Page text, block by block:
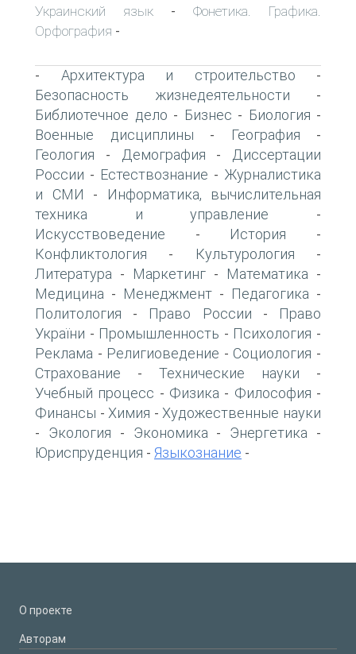
Украинский язык - Фонетика. Графика.
Орфография -
- Архитектура и строительство -
Безопасность жизнедеятельности -
Библиотечное дело - Бизнес - Биология -
Военные дисциплины - География -
Геология - Демография -
Диссертации
России - Естествознание - Журналистика
и СМИ -
Информатика, вычислительная
техника и управление -
Искусствоведение - История -
Конфликтология - Культурология -
Литература - Маркетинг - Математика -
Медицина - Менеджмент - Педагогика -
Политология - Право России -
Право
України - Промышленность - Психология -
Реклама - Религиоведение - Социология -
Страхование - Технические науки -
Учебный процесс - Физика - Философия -
Финансы - Химия - Художественные науки
- Экология - Экономика - Энергетика -
Юриспруденция - Языкознание -
О проекте
Авторам